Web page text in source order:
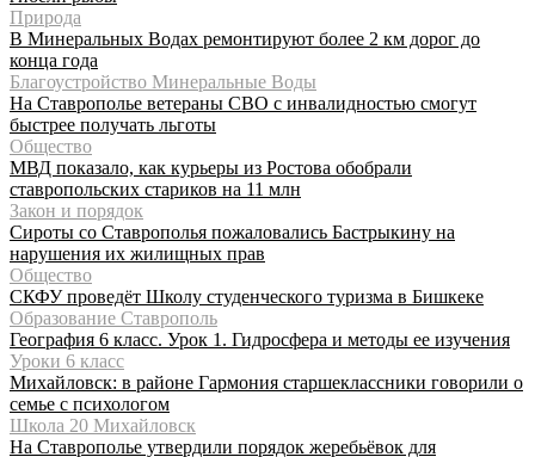
Природа
В Минеральных Водах ремонтируют более 2 км дорог до
конца года
Благоустройство Минеральные Воды
На Ставрополье ветераны СВО с инвалидностью смогут
быстрее получать льготы
Общество
МВД показало, как курьеры из Ростова обобрали
ставропольских стариков на 11 млн
Закон и порядок
Сироты со Ставрополья пожаловались Бастрыкину на
нарушения их жилищных прав
Общество
СКФУ проведёт Школу студенческого туризма в Бишкеке
Образование Ставрополь
География 6 класс. Урок 1. Гидросфера и методы ее изучения
Уроки 6 класс
Михайловск: в районе Гармония старшеклассники говорили о
семье с психологом
Школа 20 Михайловск
На Ставрополье утвердили порядок жеребьёвок для